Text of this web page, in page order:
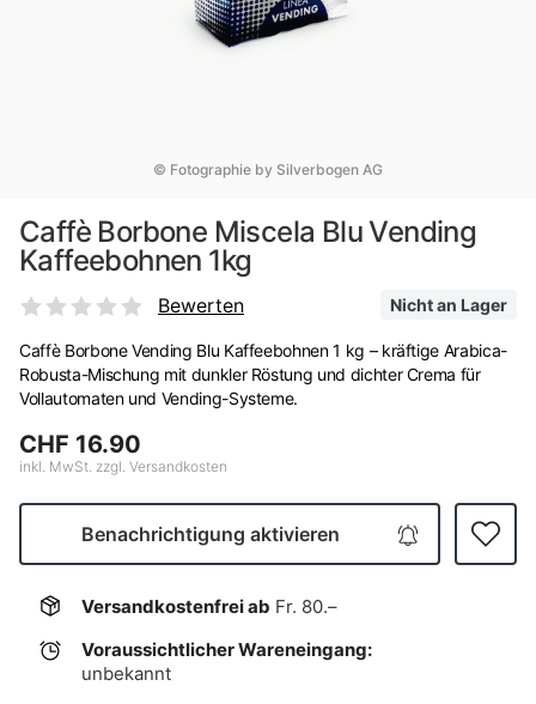
© Fotographie by Silverbogen AG
Caffè Borbone Miscela Blu Vending
Kaffeebohnen 1kg
Bewerten Nicht an Lager
Caffè Borbone Vending Blu Kaffeebohnen 1 kg – kräftige Arabica-
Robusta-Mischung mit dunkler Röstung und dichter Crema für
Vollautomaten und Vending-Systeme.
CHF 16.90
inkl. MwSt. zzgl. Versandkosten
Benachrichtigung aktivieren
Versandkostenfrei ab Fr. 80.–
Voraussichtlicher Wareneingang:
unbekannt